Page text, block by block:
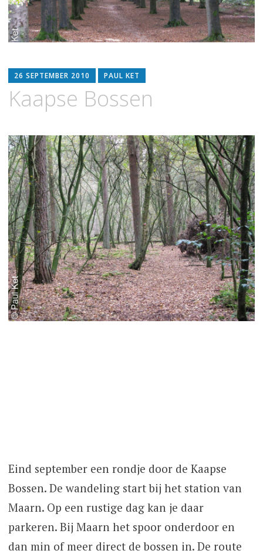
26 SEPTEMBER 2010 PAUL KET
Kaapse Bossen
Eind september een rondje door de Kaapse
Bossen. De wandeling start bij het station van
Maarn. Op een rustige dag kan je daar
parkeren. Bij Maarn het spoor onderdoor en
dan min of meer direct de bossen in. De route